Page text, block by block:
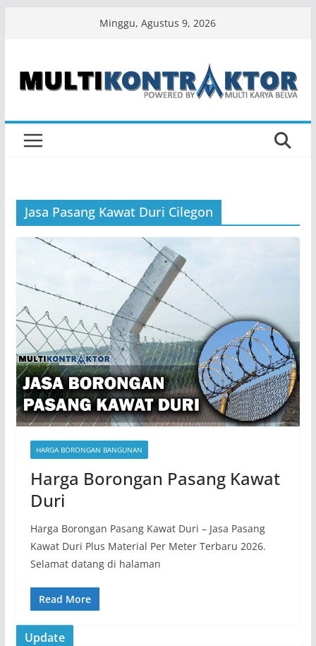
Minggu, Agustus 9, 2026
Jasa Pasang Kawat Duri Cilegon
HARGA BORONGAN BANGUNAN
Harga Borongan Pasang Kawat
Duri
Harga Borongan Pasang Kawat Duri – Jasa Pasang
Kawat Duri Plus Material Per Meter Terbaru 2026.
Selamat datang di halaman
Read More
Update